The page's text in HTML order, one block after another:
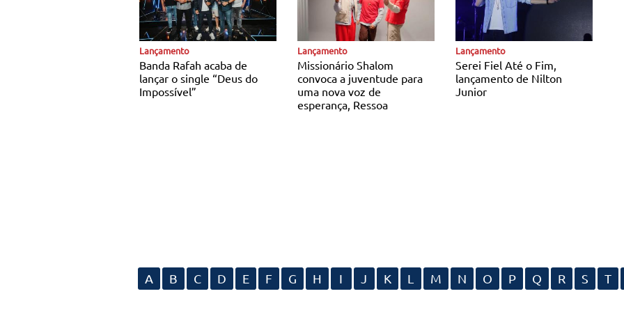
Notícias Católicas
Lançamento
Banda Rafah acaba de
lançar o single “Deus do
Impossível”
Notícias Católicas
Lançamento
Missionário Shalom
convoca a juventude para
uma nova voz de
esperança, Ressoa
Notícias Católicas
Lançamento
Serei Fiel Até o Fim,
lançamento de Nilton
Junior
A B C D E F G H I J K L M N O P Q R S T